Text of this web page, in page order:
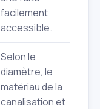
facilement
accessible.
Selon le
diamètre, le
matériau de la
canalisation et